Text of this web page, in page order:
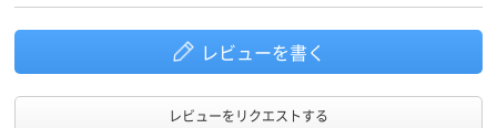
レビューを書く
レビューをリクエストする